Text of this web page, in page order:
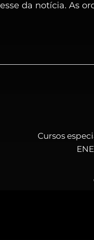
da notícia. As
Cursos